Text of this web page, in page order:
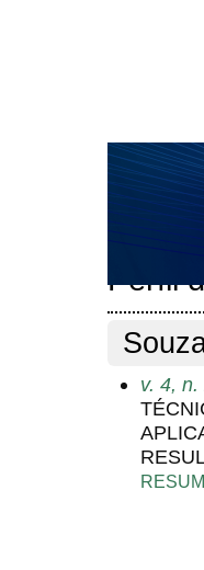
CAPA
NOTÍCIAS
PARA
Perfil
v. 4,